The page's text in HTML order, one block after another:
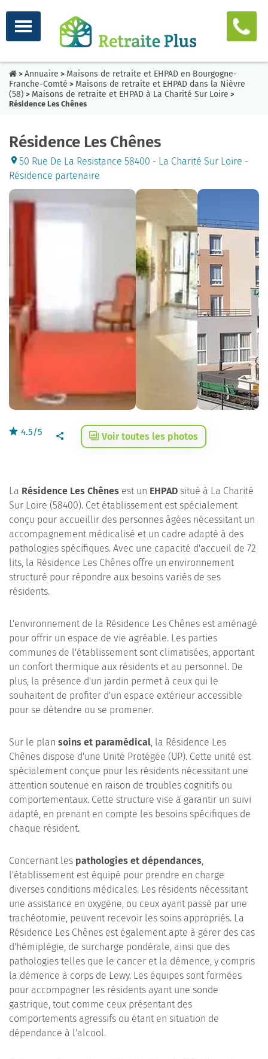
> Annuaire > Maisons de retraite et EHPAD en Bourgogne-
Franche-Comté > Maisons de retraite et EHPAD dans la Nièvre
(58) > Maisons de retraite et EHPAD à La Charité Sur Loire >
Résidence Les Chênes
Résidence Les Chênes
50 Rue De La Resistance 58400 - La Charité Sur Loire -
Résidence partenaire
4.5/5 Voir toutes les photos
La Résidence Les Chênes est un EHPAD situé à La Charité
Sur Loire (58400). Cet établissement est spécialement
conçu pour accueillir des personnes âgées nécessitant un
accompagnement médicalisé et un cadre adapté à des
pathologies spécifiques. Avec une capacité d'accueil de 72
lits, la Résidence Les Chênes offre un environnement
structuré pour répondre aux besoins variés de ses
résidents.
L'environnement de la Résidence Les Chênes est aménagé
pour offrir un espace de vie agréable. Les parties
communes de l'établissement sont climatisées, apportant
un confort thermique aux résidents et au personnel. De
plus, la présence d'un jardin permet à ceux qui le
souhaitent de profiter d'un espace extérieur accessible
pour se détendre ou se promener.
Sur le plan soins et paramédical, la Résidence Les
Chênes dispose d'une Unité Protégée (UP). Cette unité est
spécialement conçue pour les résidents nécessitant une
attention soutenue en raison de troubles cognitifs ou
comportementaux. Cette structure vise à garantir un suivi
adapté, en prenant en compte les besoins spécifiques de
chaque résident.
Concernant les pathologies et dépendances,
l'établissement est équipé pour prendre en charge
diverses conditions médicales. Les résidents nécessitant
une assistance en oxygène, ou ceux ayant passé par une
trachéotomie, peuvent recevoir les soins appropriés. La
Résidence Les Chênes est également apte à gérer des cas
d'hémiplégie, de surcharge pondérale, ainsi que des
pathologies telles que le cancer et la démence, y compris
la démence à corps de Lewy. Les équipes sont formées
pour accompagner les résidents ayant une sonde
gastrique, tout comme ceux présentant des
comportements agressifs ou étant en situation de
dépendance à l'alcool.